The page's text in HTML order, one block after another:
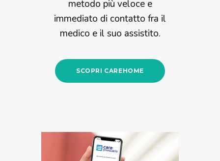
metodo più veloce e
immediato di contatto fra il
medico e il suo assistito.
SCOPRI CAREHOME